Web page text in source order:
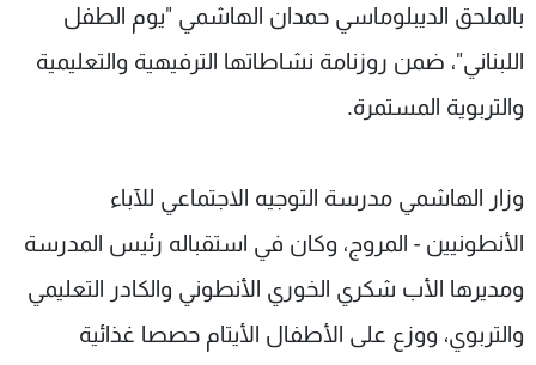
بالملحق الديبلوماسي حمدان الهاشمي "يوم الطفل
اللبناني"، ضمن روزنامة نشاطاتها الترفيهية والتعليمية
والتربوية المستمرة.
وزار الهاشمي مدرسة التوجيه الاجتماعي للآباء
الأنطونيين - المروج، وكان في استقباله رئيس المدرسة
ومديرها الأب شكري الخوري الأنطوني والكادر التعليمي
والتربوي، ووزع على الأطفال الأيتام حصصا غذائية
عن MTV
الإنـتـاج
لاعلاناتكم
وظائف